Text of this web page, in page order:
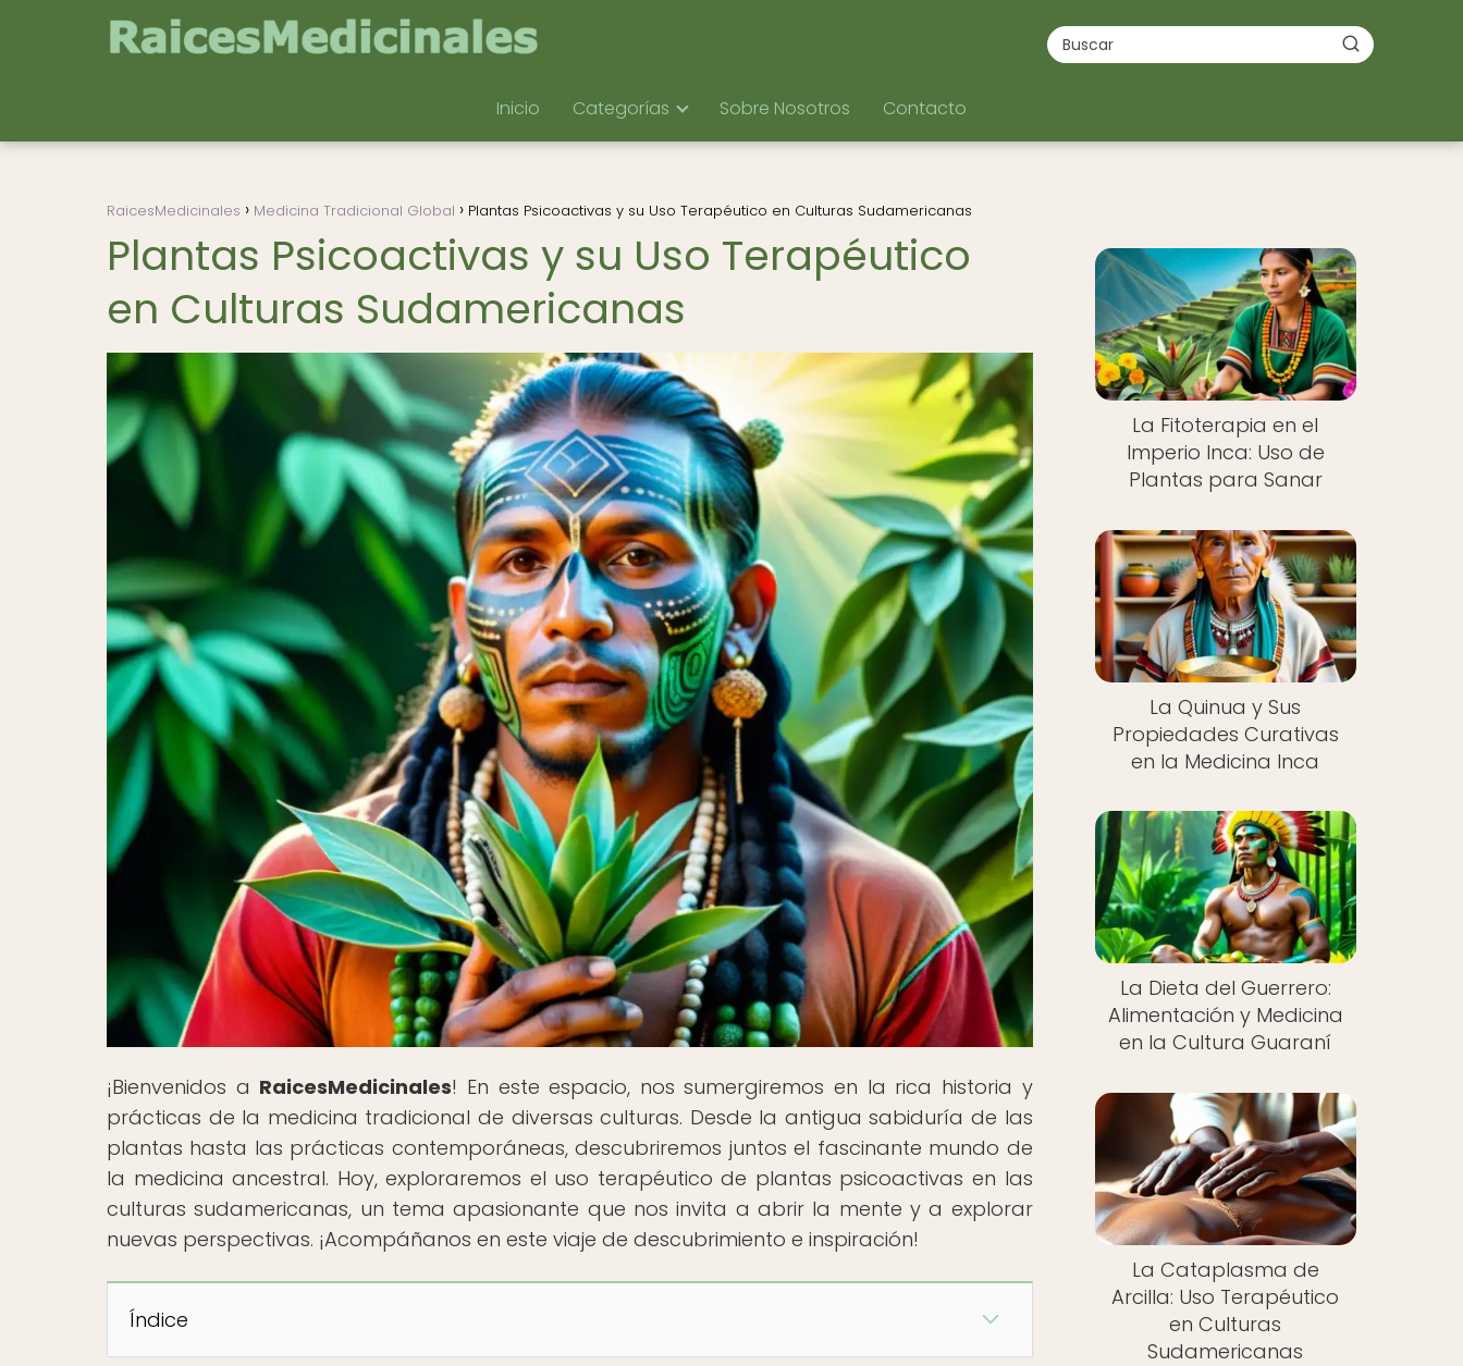
Inicio Categorías Sobre Nosotros Contacto
RaicesMedicinales Medicina Tradicional Global Plantas Psicoactivas y su Uso Terapéutico en Culturas Sudamericanas
Plantas Psicoactivas y su Uso Terapéutico
en Culturas Sudamericanas
¡Bienvenidos a RaicesMedicinales! En este espacio, nos sumergiremos en la rica historia y
prácticas de la medicina tradicional de diversas culturas. Desde la antigua sabiduría de las
plantas hasta las prácticas contemporáneas, descubriremos juntos el fascinante mundo de
la medicina ancestral. Hoy, exploraremos el uso terapéutico de plantas psicoactivas en las
culturas sudamericanas, un tema apasionante que nos invita a abrir la mente y a explorar
nuevas perspectivas. ¡Acompáñanos en este viaje de descubrimiento e inspiración!
Índice
La Fitoterapia en el
Imperio Inca: Uso de
Plantas para Sanar
La Quinua y Sus
Propiedades Curativas
en la Medicina Inca
La Dieta del Guerrero:
Alimentación y Medicina
en la Cultura Guaraní
La Cataplasma de
Arcilla: Uso Terapéutico
en Culturas
Sudamericanas